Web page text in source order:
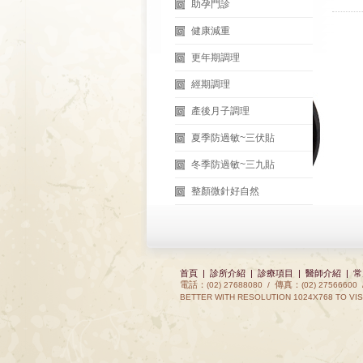
助孕門診
健康減重
更年期調理
經期調理
產後月子調理
夏季防過敏~三伏貼
冬季防過敏~三九貼
整顏微針好自然
首頁| 診所介紹| 診療項目 | 醫師介紹|
電話： (02) 27688080 / 傳真： (02)
BETTER WITH RESOLUTION 1024X768 TO